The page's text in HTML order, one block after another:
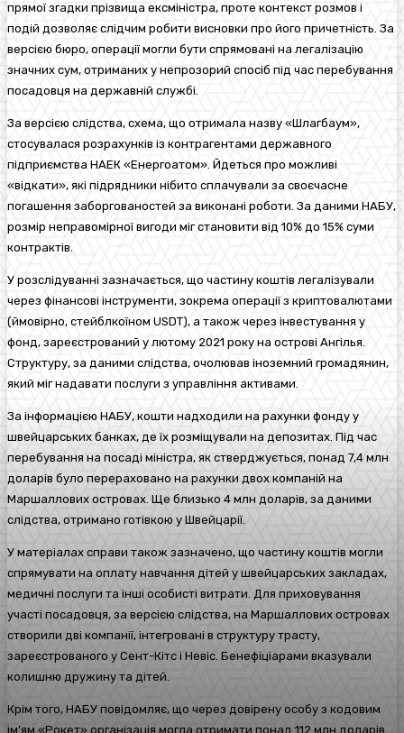
прямої згадки прізвища ексміністра, проте контекст розмов і
подій дозволяє слідчим робити висновки про його причетність. За
версією бюро, операції могли бути спрямовані на легалізацію
значних сум, отриманих у непрозорий спосіб під час перебування
посадовця на державній службі.
За версією слідства, схема, що отримала назву «Шлагбаум»,
стосувалася розрахунків із контрагентами державного
підприємства НАЕК «Енергоатом». Йдеться про можливі
«відкати», які підрядники нібито сплачували за своєчасне
погашення заборгованостей за виконані роботи. За даними НАБУ,
розмір неправомірної вигоди міг становити від 10% до 15% суми
контрактів.
У розслідуванні зазначається, що частину коштів легалізували
через фінансові інструменти, зокрема операції з криптовалютами
(ймовірно, стейблкоїном USDT), а також через інвестування у
фонд, зареєстрований у лютому 2021 року на острові Ангілья.
Структуру, за даними слідства, очолював іноземний громадянин,
який міг надавати послуги з управління активами.
За інформацією НАБУ, кошти надходили на рахунки фонду у
швейцарських банках, де їх розміщували на депозитах. Під час
перебування на посаді міністра, як стверджується, понад 7,4 млн
доларів було перераховано на рахунки двох компаній на
Маршаллових островах. Ще близько 4 млн доларів, за даними
слідства, отримано готівкою у Швейцарії.
У матеріалах справи також зазначено, що частину коштів могли
спрямувати на оплату навчання дітей у швейцарських закладах,
медичні послуги та інші особисті витрати. Для приховування
участі посадовця, за версією слідства, на Маршаллових островах
створили дві компанії, інтегровані в структуру трасту,
зареєстрованого у Сент-Кітс і Невіс. Бенефіціарами вказували
колишню дружину та дітей.
Крім того, НАБУ повідомляє, що через довірену особу з кодовим
ім’ям «Рокет» організація могла отримати понад 112 млн доларів